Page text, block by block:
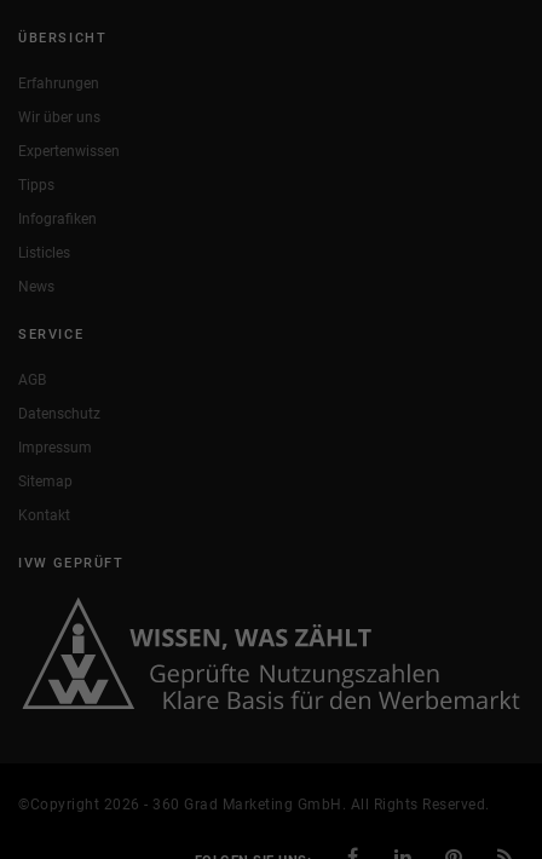
ÜBERSICHT
Erfahrungen
Wir über uns
Expertenwissen
Tipps
Infografiken
Listicles
News
SERVICE
AGB
Datenschutz
Impressum
Sitemap
Kontakt
IVW GEPRÜFT
©Copyright 2026 - 360 Grad Marketing GmbH. All Rights Reserved.